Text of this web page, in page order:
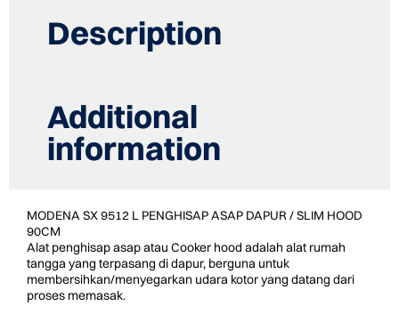
Description
Additional
information
MODENA SX 9512 L PENGHISAP ASAP DAPUR / SLIM HOOD
90CM
Alat penghisap asap atau Cooker hood adalah alat rumah
tangga yang terpasang di dapur, berguna untuk
membersihkan/menyegarkan udara kotor yang datang dari
proses memasak.